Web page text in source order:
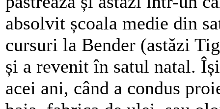
absolvit școala medie din
cursuri la Bender (astăzi
și a revenit în satul natal.
acei ani, când a condus